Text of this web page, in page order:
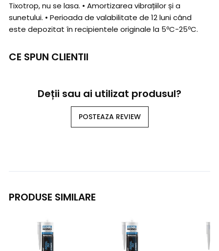
Tixotrop, nu se lasa. • Amortizarea vibrațiilor și a
sunetului. • Perioada de valabilitate de 12 luni când
este depozitat în recipientele originale la 5ºC-25ºC.
CE SPUN CLIENTII
Deții sau ai utilizat produsul?
POSTEAZA REVIEW
PRODUSE SIMILARE